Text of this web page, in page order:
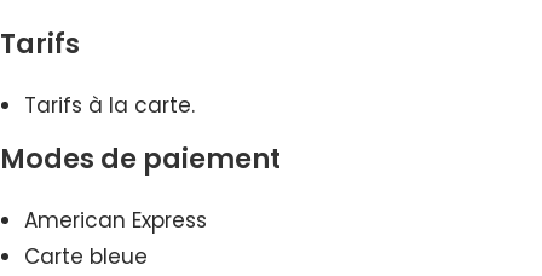
Tarifs
Tarifs à la carte.
Modes de paiement
American Express
Carte bleue